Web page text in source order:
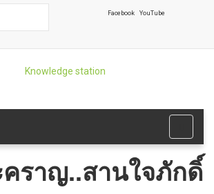
Facebook YouTube
ราญ..สานใจภักดิ์